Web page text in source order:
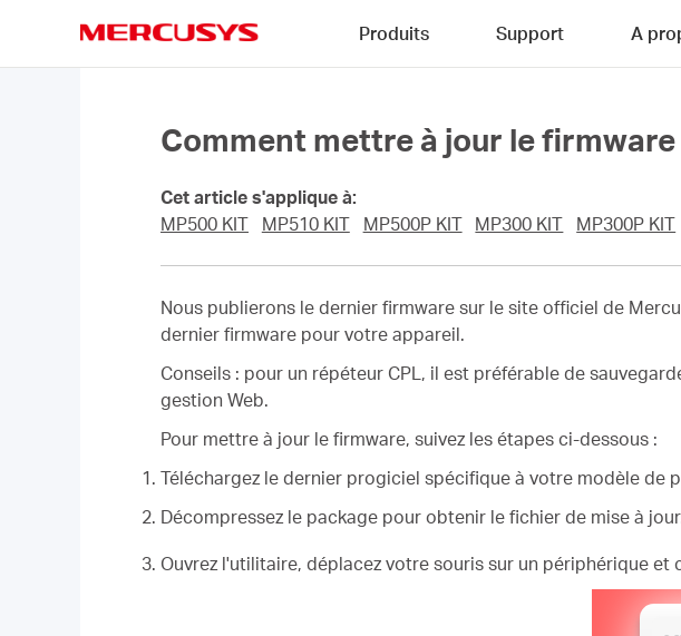
Produits Support A
Comment mettre à jour le
Cet article s'applique à:
MP500 KIT
MP510 KIT MP500P KIT MP300 KIT MP300P KIT
Nous publierons le dernier firmware sur le site officiel de
dernier firmware pour votre appareil.
Conseils : pour un répéteur CPL, il est préférable de
gestion Web.
Pour mettre à jour le firmware, suivez les étapes ci-dessous :
Téléchargez le dernier progiciel spécifique à votre modèle de
Décompressez le package pour obtenir le fichier de mise à
Ouvrez l'utilitaire, déplacez votre souris sur un périphérique et